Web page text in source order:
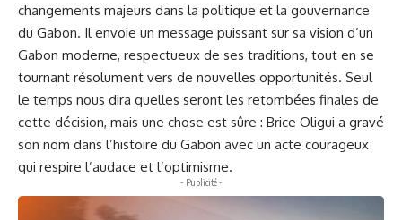
changements majeurs dans la politique et la gouvernance
du Gabon. Il envoie un message puissant sur sa vision d’un
Gabon moderne, respectueux de ses traditions, tout en se
tournant résolument vers de nouvelles opportunités. Seul
le temps nous dira quelles seront les retombées finales de
cette décision, mais une chose est sûre : Brice Oligui a gravé
son nom dans l’histoire du Gabon avec un acte courageux
qui respire l’audace et l’optimisme.
- Publicité -